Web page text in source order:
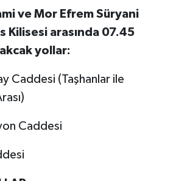
ve Mor Efrem Süryani
Kilisesi arasında 07.45
yollar:
Caddesi (Taşhanlar ile
Caddesi